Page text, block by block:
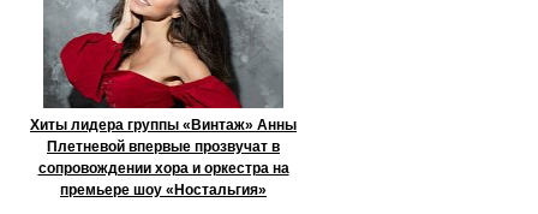
Хиты лидера группы «Винтаж» Анны
Плетневой впервые прозвучат в
сопровождении хора и оркестра на
премьере шоу «Ностальгия»